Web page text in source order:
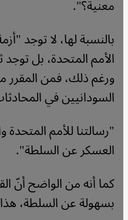
معنية؟".
بالنسبة لها، لا توجد
الأمم المتحدة، بل
ورغم ذلك، فمن المقرر
السودانيين في
"رسالتنا للأمم
العسكر عن السلطة".
كما أنه من الواضح أنّ
بسهولة عن السلطة،